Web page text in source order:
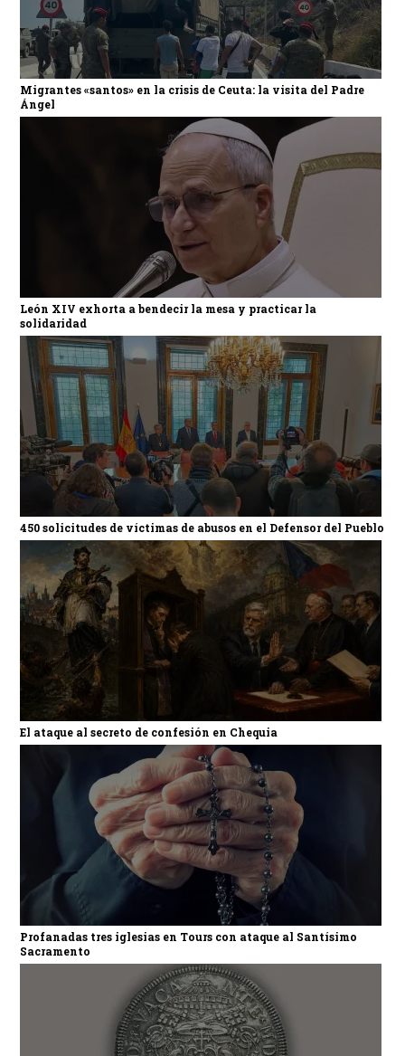
Migrantes «santos» en la crisis de Ceuta: la visita del Padre
Ángel
León XIV exhorta a bendecir la mesa y practicar la
solidaridad
450 solicitudes de víctimas de abusos en el Defensor del Pueblo
El ataque al secreto de confesión en Chequia
Profanadas tres iglesias en Tours con ataque al Santísimo
Sacramento